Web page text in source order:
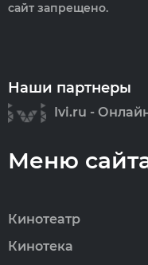
сайт запрещено.
Наши партнеры
Ivi.ru -
Меню
Кинотеатр
Кинотека